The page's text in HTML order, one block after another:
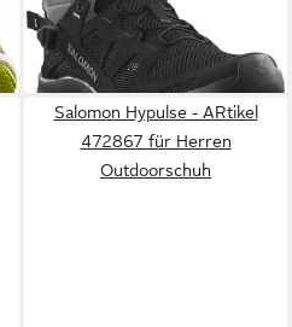
Salomon Hypulse - ARtikel
472867 für Herren
Outdoorschuh